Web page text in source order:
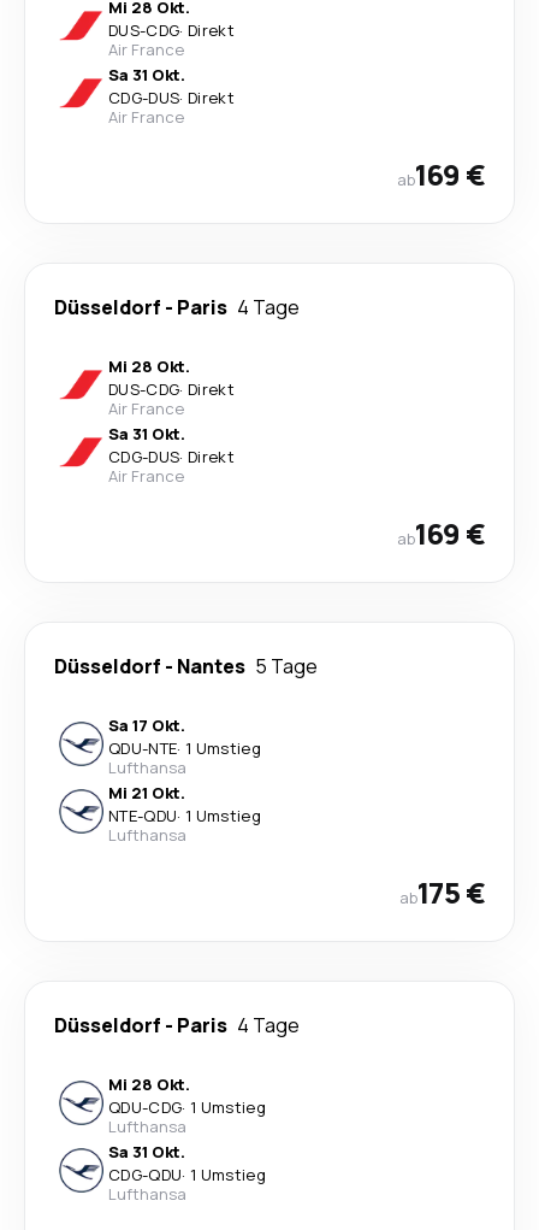
Mi 28 Okt.
DUS-CDG· Direkt
Air France
Sa 31 Okt.
CDG-DUS· Direkt
Air France
ab169 €
Düsseldorf - Paris 4 Tage
Mi 28 Okt.
DUS-CDG· Direkt
Air France
Sa 31 Okt.
CDG-DUS· Direkt
Air France
ab169 €
Düsseldorf - Nantes 5 Tage
Sa 17 Okt.
QDU-NTE· 1 Umstieg
Lufthansa
Mi 21 Okt.
NTE-QDU· 1 Umstieg
Lufthansa
ab175 €
Düsseldorf - Paris 4 Tage
Mi 28 Okt.
QDU-CDG· 1 Umstieg
Lufthansa
Sa 31 Okt.
CDG-QDU· 1 Umstieg
Lufthansa